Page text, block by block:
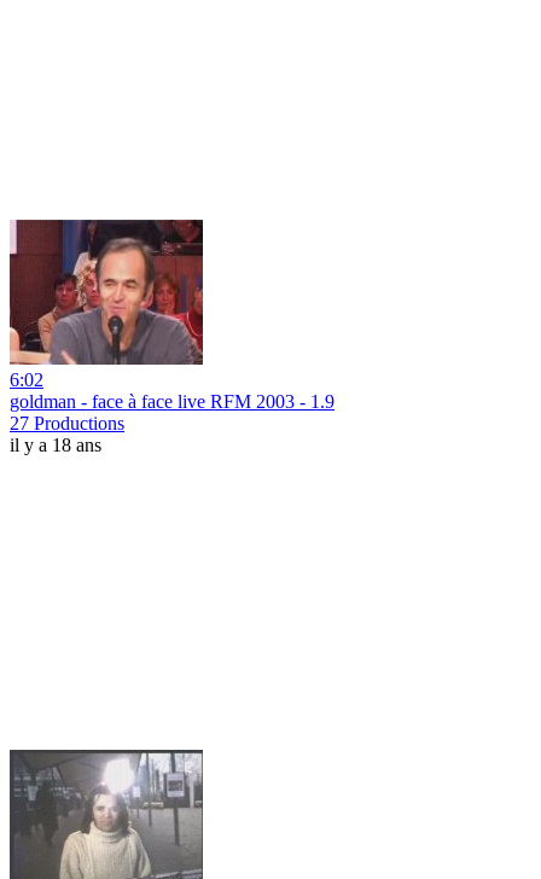
6:02
goldman - face à face live RFM 2003 - 1.9
27 Productions
il y a 18 ans